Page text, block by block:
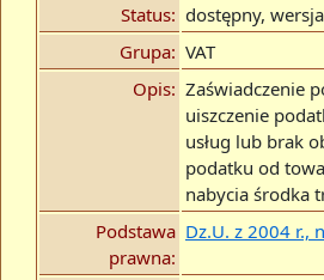
Status: dostępny,
Grupa: VAT
Opis: Zaświadczenie
uiszczenie
usług lub brak
podatku od
nabycia środka
Podstawa
prawna:
Dz.U. z 2004 r.,